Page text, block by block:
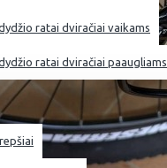
ratai dviračiai vaikams
ratai dviračiai paaugliams